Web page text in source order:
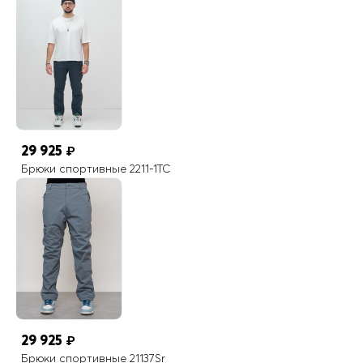
Спортивный, Повседневный, Школа
черный, темно-серый, хаки, темно-синий
Страна производителя
На всех моделях верхней одежды MTFORCE присутствуют
светоотражающие элементы
29 925 ₽
Брюки спортивные 2211-1TC
29 925 ₽
Брюки спортивные 21137Sr